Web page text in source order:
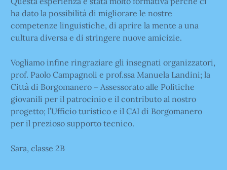
ha dato la possibilità di migliorare le nostre
competenze linguistiche, di aprire la mente a una
cultura diversa e di stringere nuove amicizie.
Vogliamo infine ringraziare gli insegnati organizzatori,
prof. Paolo Campagnoli e prof.ssa Manuela Landini; la
Città di Borgomanero – Assessorato alle Politiche
giovanili per il patrocinio e il contributo al nostro
progetto; l’Ufficio turistico e il CAI di Borgomanero
per il prezioso supporto tecnico.
Sara, classe 2B